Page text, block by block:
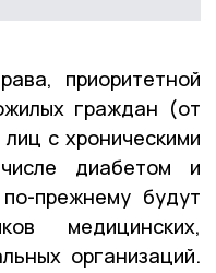
приоритетной
граждан (от
с хроническими
диабетом и
прежнему будут
медицинских,
организаций.